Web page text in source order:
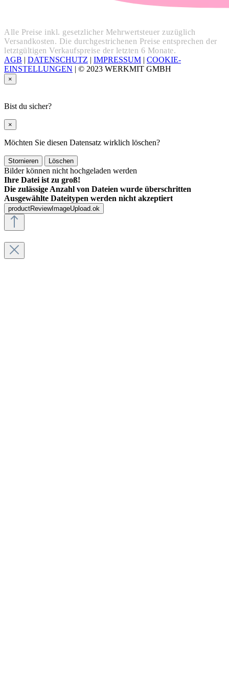
Alle Preise inkl. gesetzlicher Mehrwertsteuer zuzüglich
Versandkosten. Die durchgestrichenen Preise entsprechen der
letztgültigen Verkaufspreise der letzten 6 Monate.
AGB | DATENSCHUTZ | IMPRESSUM | COOKIE-
EINSTELLUNGEN | © 2023 WERKMIT GMBH
×
Bist du sicher?
×
Möchten Sie diesen Datensatz wirklich löschen?
Stornieren Löschen
Bilder können nicht hochgeladen werden
Ihre Datei ist zu groß!
Die zulässige Anzahl von Dateien wurde überschritten
Ausgewählte Dateitypen werden nicht akzeptiert
productReviewImageUpload.ok